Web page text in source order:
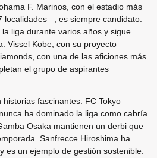
F. Marinos, con el estadio más
–, es siempre candidato.
liga durante varios años y sigue
Vissel Kobe, con su proyecto
con una de las aficiones más
el grupo de aspirantes
fascinantes. FC Tokyo
ha dominado la liga como cabría
Osaka mantienen un derbi que
Sanfrecce Hiroshima ha
es un ejemplo de gestión sostenible.